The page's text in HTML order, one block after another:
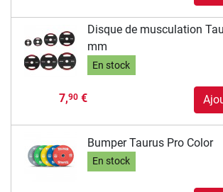
Disque de musculation
mm
En stock
7,90€
Bumper Taurus Pro Color
En stock